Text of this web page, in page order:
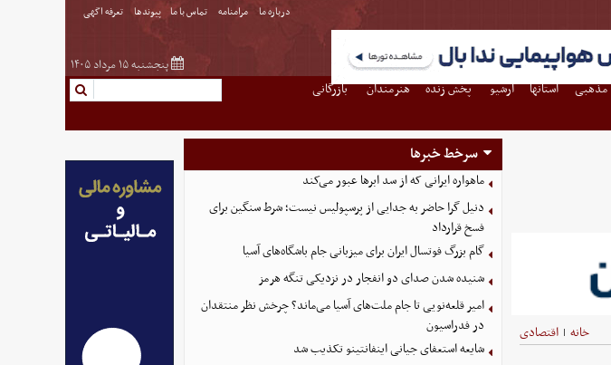
درباره ما مرامنامه تماس با ما پیوندها تعرفه اگهی
پنجشنبه ۱۵ مرداد ۱۴۰۵
مذهبی استانها آرشیو پخش زنده هنرمندان
بازرگانی
خانه | اقتصادی
سرخط خبرها
ماهواره ایرانی که از سد ابرها عبور می‌کند
دنیل گرا حاضر به جدایی از پرسپولیس نیست؛ شرط سنگین برای
فسخ قرارداد
گام بزرگ فوتسال ایران برای میزبانی جام باشگاه‌های آسیا
شنیده شدن صدای دو انفجار در نزدیکی تنگه هرمز
امیر قلعه‌نویی تا جام ملت‌های آسیا می‌ماند؟ چرخش نظر منتقدان
در فدراسیون
شایعه استعفای جیانی اینفانتینو تکذیب شد